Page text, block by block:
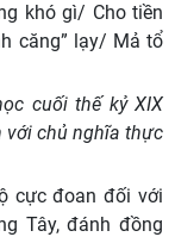
khó gì/ Cho tiền
căng” lạy/ Mả tổ
cuối thế kỷ XIX
với chủ nghĩa thực
cực đoan đối với
Tây, đánh đồng